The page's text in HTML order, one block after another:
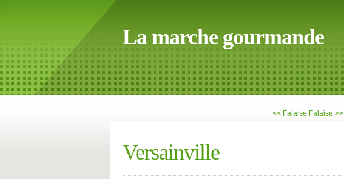
La marche gourmande
<< Falaise Falaise >>
Versainville